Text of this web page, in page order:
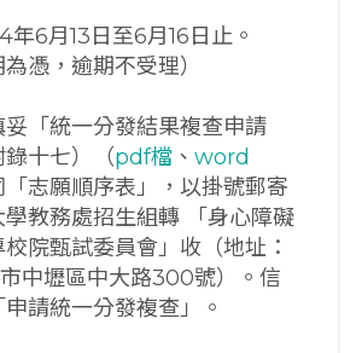
年6月13日至6月16日止。
為憑，逾期不受理）
妥「統一分發結果複查申請
十七）（pdf檔 、 word
志願順序表」，以掛號郵寄
教務處招生組轉 「身心障礙
院甄試委員會」收（地址：
中壢區中大路300號）。信
請統一分發複查」。